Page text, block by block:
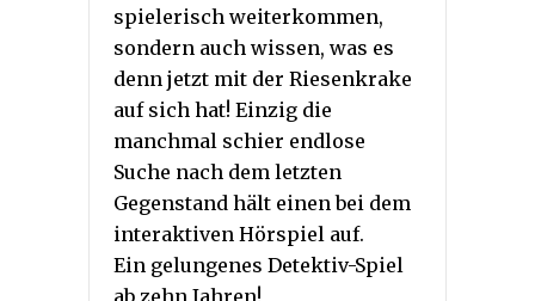
spielerisch weiterkommen,
sondern auch wissen, was es
denn jetzt mit der Riesenkrake
auf sich hat! Einzig die
manchmal schier endlose
Suche nach dem letzten
Gegenstand hält einen bei dem
interaktiven Hörspiel auf.
Ein gelungenes Detektiv-Spiel